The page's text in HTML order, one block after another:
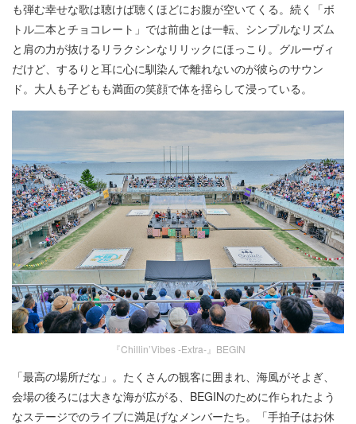
も弾む幸せな歌は聴けば聴くほどにお腹が空いてくる。続く「ボ
トル二本とチョコレート」では前曲とは一転、シンプルなリズム
と肩の力が抜けるリラクシンなリリックにほっこり。グルーヴィ
だけど、するりと耳に心に馴染んで離れないのが彼らのサウン
ド。大人も子どもも満面の笑顔で体を揺らして浸っている。
『Chillin’Vibes -Extra-』BEGIN
「最高の場所だな」。たくさんの観客に囲まれ、海風がそよぎ、
会場の後ろには大きな海が広がる、BEGINのために作られたよう
なステージでのライブに満足げなメンバーたち。「手拍子はお休